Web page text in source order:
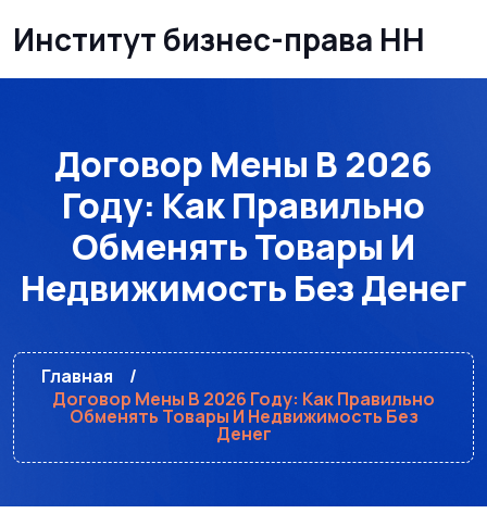
Институт бизнес-права НН
Договор Мены В 2026
Году: Как Правильно
Обменять Товары И
Недвижимость Без Денег
Главная
Договор Мены В 2026 Году: Как Правильно
Обменять Товары И Недвижимость Без
Денег